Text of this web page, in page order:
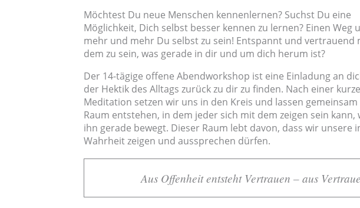
Möchtest Du neue Menschen kennenlernen? Suchst Du eine
Möglichkeit, Dich selbst besser kennen zu lernen? Einen Weg
mehr und mehr Du selbst zu sein! Entspannt und vertrauend
dem zu sein, was gerade in dir und um dich herum ist?
Der 14-tägige offene Abendworkshop ist eine Einladung an
der Hektik des Alltags zurück zu dir zu finden. Nach einer
Meditation setzen wir uns in den Kreis und lassen gemeinsam
Raum entstehen, in dem jeder sich mit dem zeigen sein kann,
ihn gerade bewegt. Dieser Raum lebt davon, dass wir unsere
Wahrheit zeigen und aussprechen dürfen.
Aus Offenheit entsteht Vertrauen – aus